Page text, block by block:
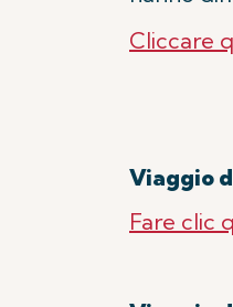
Cliccare
Viaggio
Fare clic